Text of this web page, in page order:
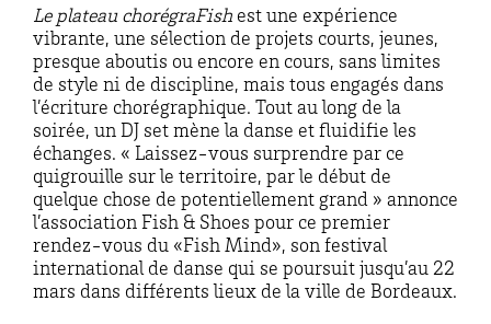
Le plateau chorégraFish est une expérience
vibrante, une sélection de projets courts, jeunes,
presque aboutis ou encore en cours, sans limites
de style ni de discipline, mais tous engagés dans
l’écriture chorégraphique. Tout au long de la
soirée, un DJ set mène la danse et fluidifie les
échanges. « Laissez-vous surprendre par ce
quigrouille sur le territoire, par le début de
quelque chose de potentiellement grand » annonce
l’association Fish & Shoes pour ce premier
rendez-vous du «Fish Mind», son festival
international de danse qui se poursuit jusqu’au 22
mars dans différents lieux de la ville de Bordeaux.